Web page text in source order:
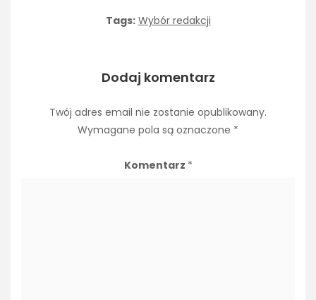
Tags: Wybór redakcji
Dodaj komentarz
Twój adres email nie zostanie opublikowany.
Wymagane pola są oznaczone *
Komentarz *